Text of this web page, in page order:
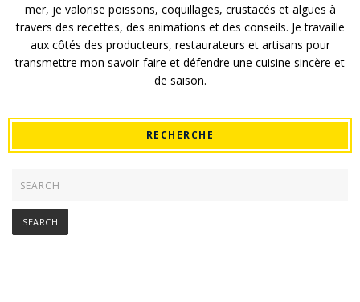
mer, je valorise poissons, coquillages, crustacés et algues à
travers des recettes, des animations et des conseils. Je travaille
aux côtés des producteurs, restaurateurs et artisans pour
transmettre mon savoir-faire et défendre une cuisine sincère et
de saison.
RECHERCHE